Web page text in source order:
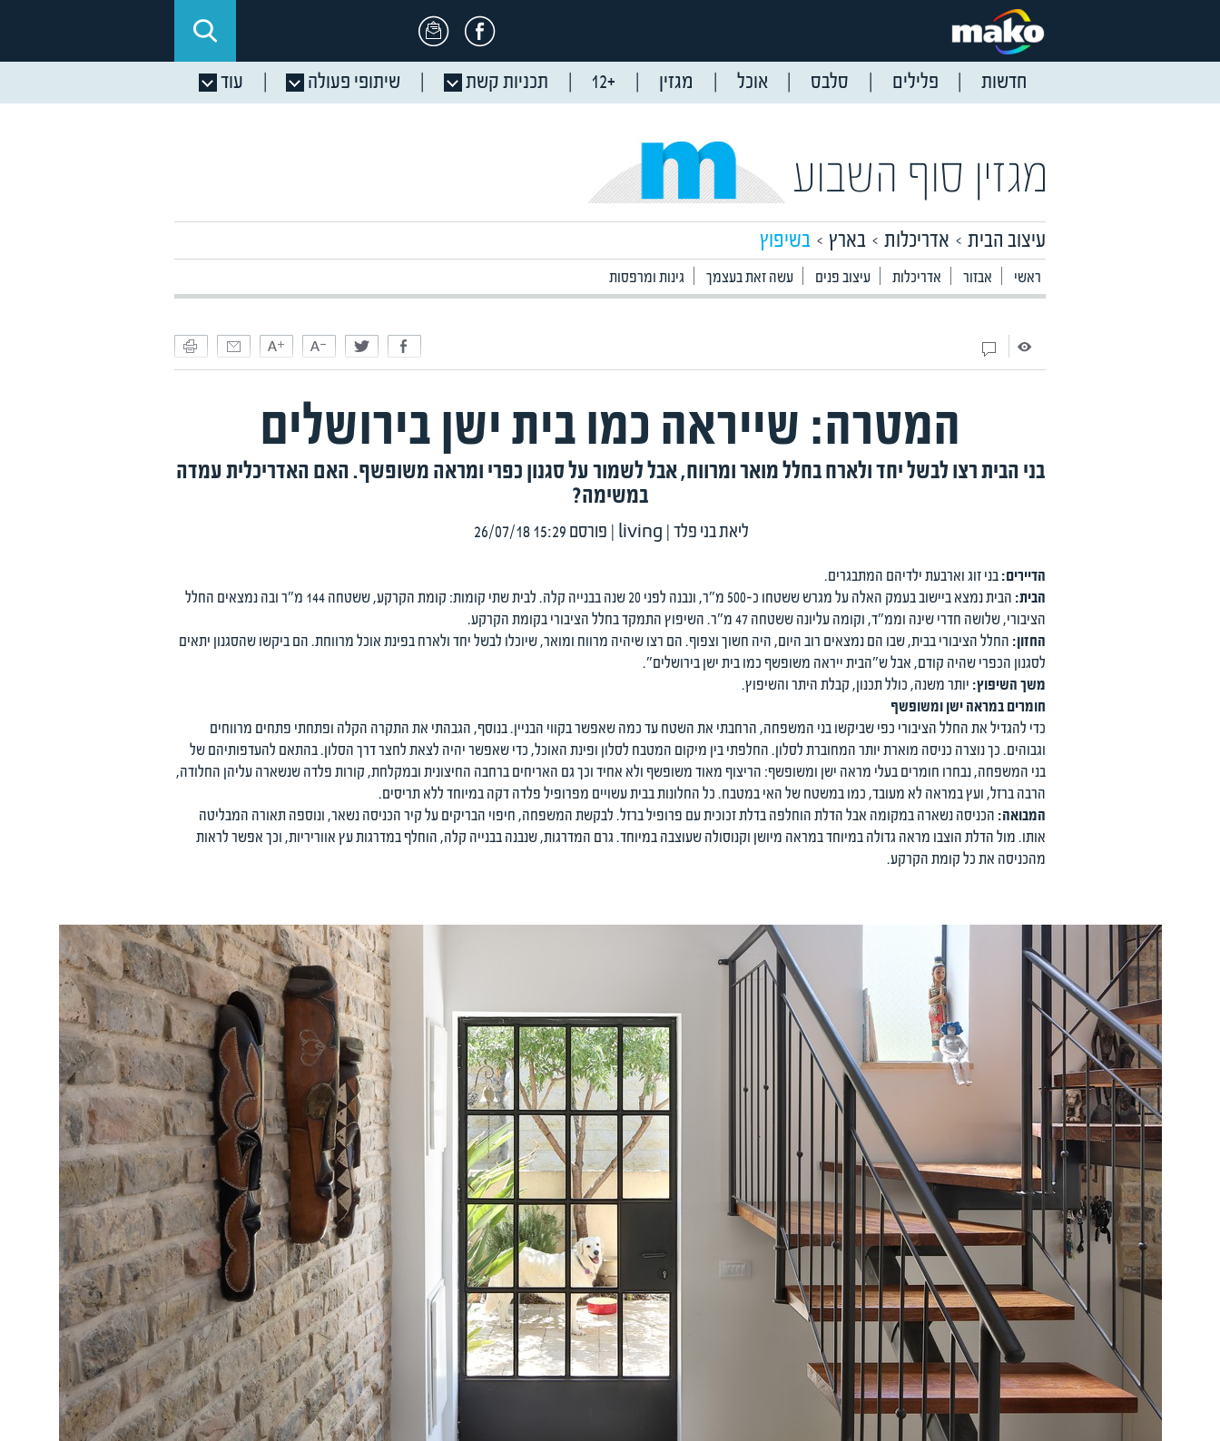
חדשות פלילים סלבס אוכל מגזין +12 תכניות קשת שיתופי פעולה עוד
מגזין סוף השבוע
עיצוב הבית אדריכלות בארץ בשיפוץ
ראשי אבזור אדריכלות עיצוב פנים עשה זאת בעצמך גינות ומרפסות
המטרה: שייראה כמו בית ישן בירושלים
בני הבית רצו לבשל יחד ולארח בחלל מואר ומרווח, אבל לשמור על סגנון כפרי ומראה משופשף. האם האדריכלית עמדה
במשימה?
ליאת בני פלד|
living | פורסם 26/07/18 15:29
הדיירים:בני זוג וארבעת ילדיהם המתבגרים.
הבית:
הבית נמצא ביישוב בעמק האלה על מגרש ששטחו כ-500 מ"ר, ונבנה לפני 20 שנה בבנייה קלה. לבית שתי קומות: קומת הקרקע, ששטחה 144 מ"ר ובה נמצאים החלל
הציבורי, שלושה חדרי שינה וממ"ד, וקומה עליונה ששטחה 47 מ"ר. השיפוץ התמקד בחלל הציבורי בקומת הקרקע.
החזון: החלל הציבורי בבית, שבו הם נמצאים רוב היום, היה חשוך וצפוף. הם רצו שיהיה מרווח ומואר, שיוכלו לבשל יחד ולארח בפינת אוכל מרווחת. הם ביקשו שהסגנון יתאים
לסגנון הכפרי שהיה קודם, אבל ש"הבית ייראה משופשף כמו בית ישן בירושלים".
משך השיפוץ: יותר משנה, כולל תכנון, קבלת היתר והשיפוץ.
חומרים במראה ישן ומשופשף
כדי להגדיל את החלל הציבורי כפי שביקשו בני המשפחה, הרחבתי את השטח עד כמה שאפשר בקווי הבניין. בנוסף, הגבהתי את התקרה הקלה ופתחתי פתחים מרווחים
וגבוהים. כך נוצרה כניסה מוארת יותר המחוברת לסלון. החלפתי בין מיקום המטבח לסלון ופינת האוכל, כדי שאפשר יהיה לצאת לחצר דרך הסלון. בהתאם להעדפותיהם של
בני המשפחה, נבחרו חומרים בעלי מראה ישן ומשופשף: הריצוף מאוד משופשף ולא אחיד וכך גם האריחים ברחבה החיצונית ובמקלחת, קורות פלדה שנשארה עליהן החלודה,
הרבה ברזל, ועץ במראה לא מעובד, כמו במשטח של האי במטבח. כל החלונות בבית עשויים מפרופיל פלדה דקה במיוחד ללא תריסים.
המבואה: הכניסה נשארה במקומה אבל הדלת הוחלפה בדלת זכוכית עם פרופיל ברזל. לבקשת המשפחה, חיפוי הבריקים על קיר הכניסה נשאר, ונוספה תאורה המבליטה
אותו. מול הדלת הוצבו מראה גדולה במיוחד במראה מיושן וקנוסולה שעוצבה במיוחד. גרם המדרגות, שנבנה בבנייה קלה, הוחלף במדרגות עץ אווריריות, וכך אפשר לראות
מהכניסה את כל קומת הקרקע.